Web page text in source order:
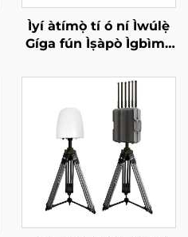
Ìyí àtímọ̀ tí ó ní Ìwúlẹ̀
Gíga fún Ìṣàpò Ìgbìmọ̀
lèe jẹ́ UAV